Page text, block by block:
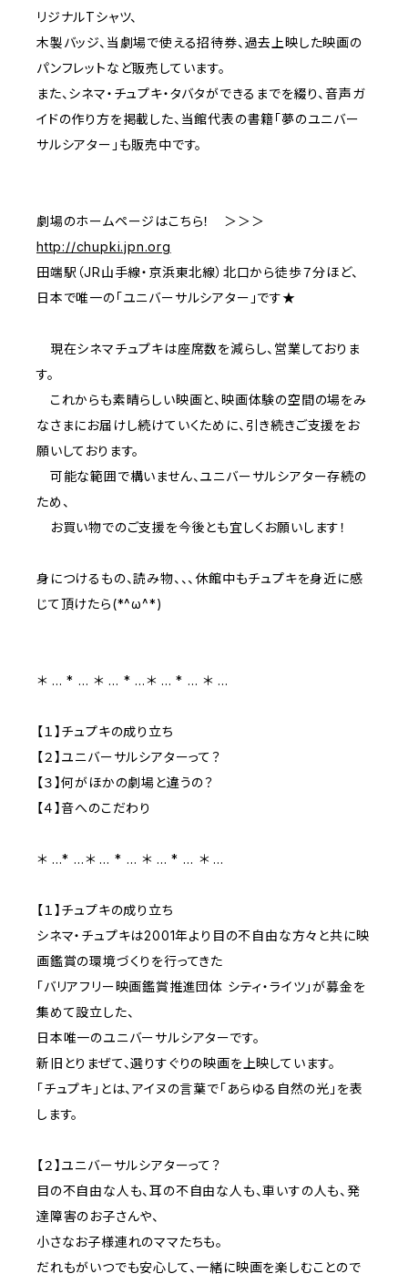
リジナルTシャツ、
木製バッジ、当劇場で使える招待券、過去上映した映画の
パンフレットなど販売しています。
また、シネマ・チュプキ・タバタができるまでを綴り、音声ガ
イドの作り方を掲載した、当館代表の書籍「夢のユニバー
サルシアター」も販売中です。
劇場のホームページはこちら！ ＞＞＞
http://chupki.jpn.org
田端駅（JR山手線・京浜東北線）北口から徒歩７分ほど、
日本で唯一の「ユニバーサルシアター」です★
現在シネマチュプキは座席数を減らし、営業しておりま
す。
これからも素晴らしい映画と、映画体験の空間の場をみ
なさまにお届けし続けていくために、引き続きご支援をお
願いしております。
可能な範囲で構いません、ユニバーサルシアター存続の
ため、
お買い物でのご支援を今後とも宜しくお願いします！
身につけるもの、読み物、、、休館中もチュプキを身近に感
じて頂けたら(*^ω^*)
＊ … * … ＊ … * …＊ … * … ＊ …
【１】チュプキの成り立ち
【２】ユニバーサルシアターって？
【３】何がほかの劇場と違うの？
【４】音へのこだわり
＊ …* …＊ … * … ＊ … * … ＊ …
【１】チュプキの成り立ち
シネマ・チュプキは2001年より目の不自由な方々と共に映
画鑑賞の環境づくりを行ってきた
「バリアフリー映画鑑賞推進団体 シティ・ライツ」が募金を
集めて設立した、
日本唯一のユニバーサルシアターです。
新旧とりまぜて、選りすぐりの映画を上映しています。
「チュプキ」とは、アイヌの言葉で「あらゆる自然の光」を表
します。
【２】ユニバーサルシアターって？
目の不自由な人も、耳の不自由な人も、車いすの人も、発
達障害のお子さんや、
小さなお子様連れのママたちも。
だれもがいつでも安心して、一緒に映画を楽しむことので